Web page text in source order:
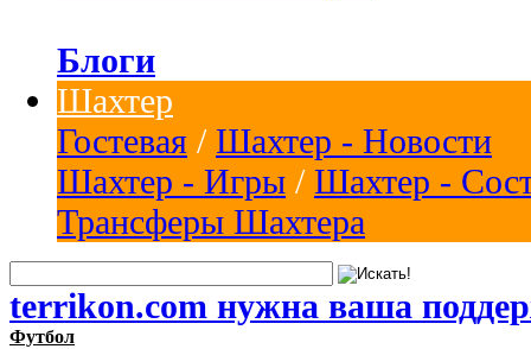
Блоги
Шахтер
Гостевая / Шахтер - Новости
Шахтер - Игры / Шахтер -
Трансферы Шахтера
terrikon.com нужна ваша
Футбол